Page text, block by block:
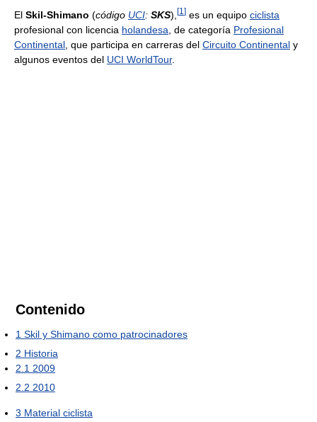
El Skil-Shimano (código UCI: SKS), [1 ] es un equipo ciclista
profesional con licencia holandesa , de categoría Profesional
Continental , que participa en carreras del Circuito Continental y
algunos eventos del UCI WorldTour.
Contenido
1 Skil y Shimano como patrocinadores
2 Historia
2.1 2009
2.2 2010
3 Material ciclista